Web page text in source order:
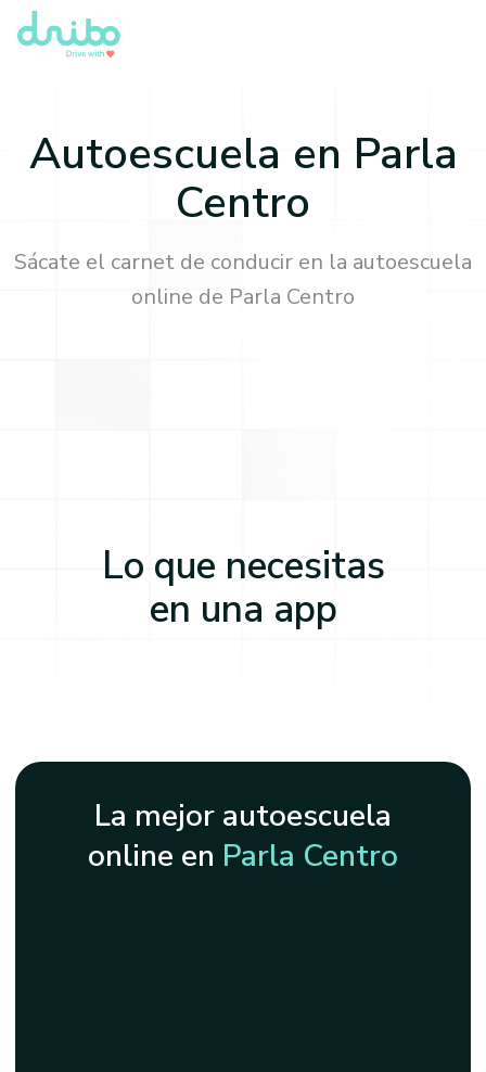
Autoescuela en Parla
Centro
Sácate el carnet de conducir en la autoescuela
online de Parla Centro
Lo que necesitas
en una app
La mejor autoescuela
online en Parla Centro